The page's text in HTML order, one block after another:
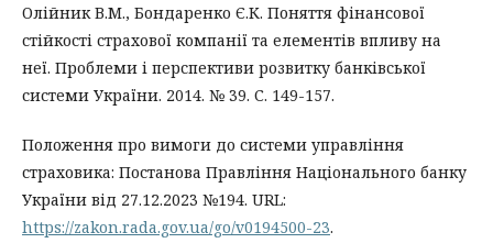
Олійник В.М., Бондаренко Є.К. Поняття фінансової
стійкості страхової компанії та елементів впливу на
неї. Проблеми і перспективи розвитку банківської
системи України. 2014. № 39. С. 149-157.
Положення про вимоги до системи управління
страховика: Постанова Правління Національного банку
України від 27.12.2023 №194. URL:
https://zakon.rada.gov.ua/go/v0194500-23.